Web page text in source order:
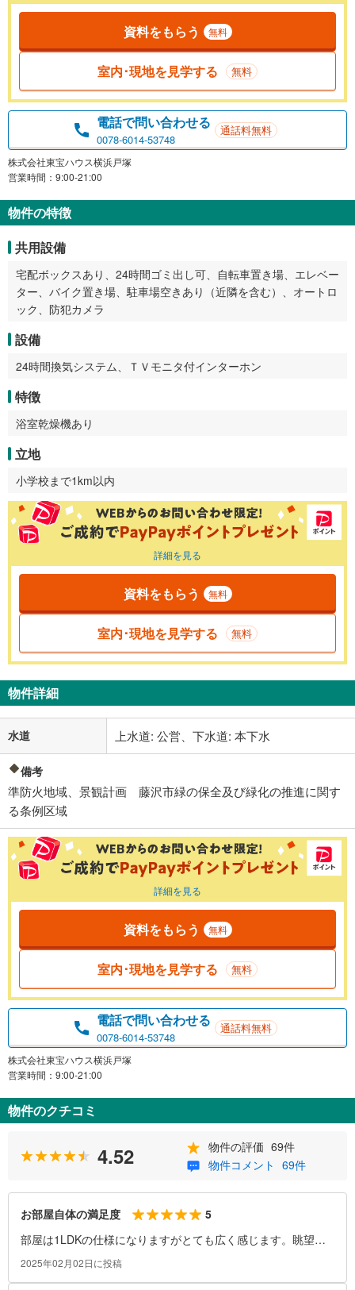
資料をもらう 無料
室内･現地を見学する 無料
電話で問い合わせる
0078-6014-53748
通話料無料
株式会社東宝ハウス横浜戸塚
営業時間：9:00-21:00
物件の特徴
共用設備
宅配ボックスあり、24時間ゴミ出し可、自転車置き場、エレベー
ター、バイク置き場、駐車場空きあり（近隣を含む）、オートロ
ック、防犯カメラ
設備
24時間換気システム、ＴＶモニタ付インターホン
特徴
浴室乾燥機あり
立地
小学校まで1km以内
詳細を見る
資料をもらう 無料
室内･現地を見学する 無料
物件詳細
水道 上水道: 公営、下水道: 本下水
備考
準防火地域、景観計画 藤沢市緑の保全及び緑化の推進に関す
る条例区域
詳細を見る
資料をもらう 無料
室内･現地を見学する 無料
電話で問い合わせる
0078-6014-53748
通話料無料
株式会社東宝ハウス横浜戸塚
営業時間：9:00-21:00
物件のクチコミ
4.52 物件の評価 69件
物件コメント 69件
お部屋自体の満足度
5
部屋は1LDKの仕様になりますがとても広く感じます。眺望も
マンションの高層階、角部屋であればとても抜けが良いと思い
2025年02月02日に投稿